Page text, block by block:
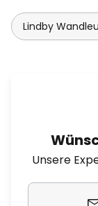
Lindby
Unsere